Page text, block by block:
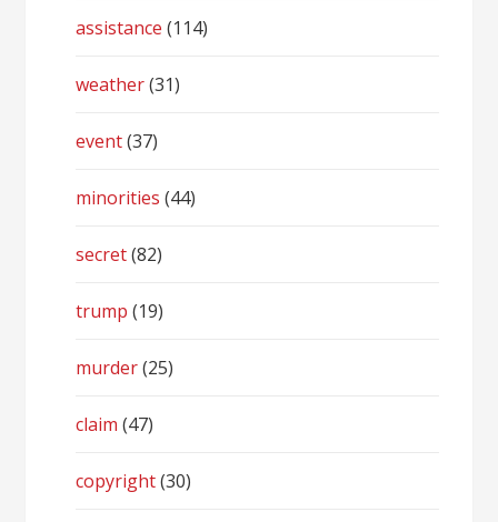
assistance (114)
weather(31)
event(37)
minorities (44)
secret(82)
trump (19)
murder(25)
claim (47)
copyright(30)